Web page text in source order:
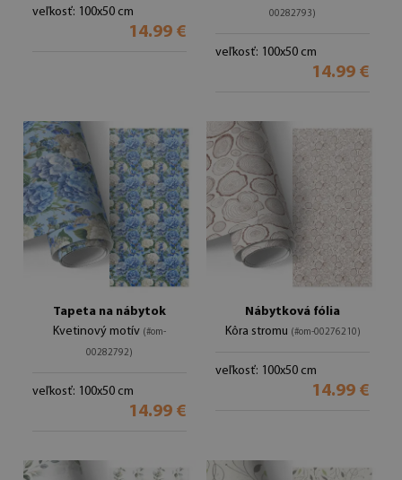
veľkosť: 100x50 cm
14.99 €
00282793)
veľkosť: 100x50 cm
14.99 €
Tapeta na nábytok
Kvetinový motív (#om-
00282792)
veľkosť: 100x50 cm
14.99 €
Nábytková fólia
Kôra stromu (#om-00276210)
veľkosť: 100x50 cm
14.99 €